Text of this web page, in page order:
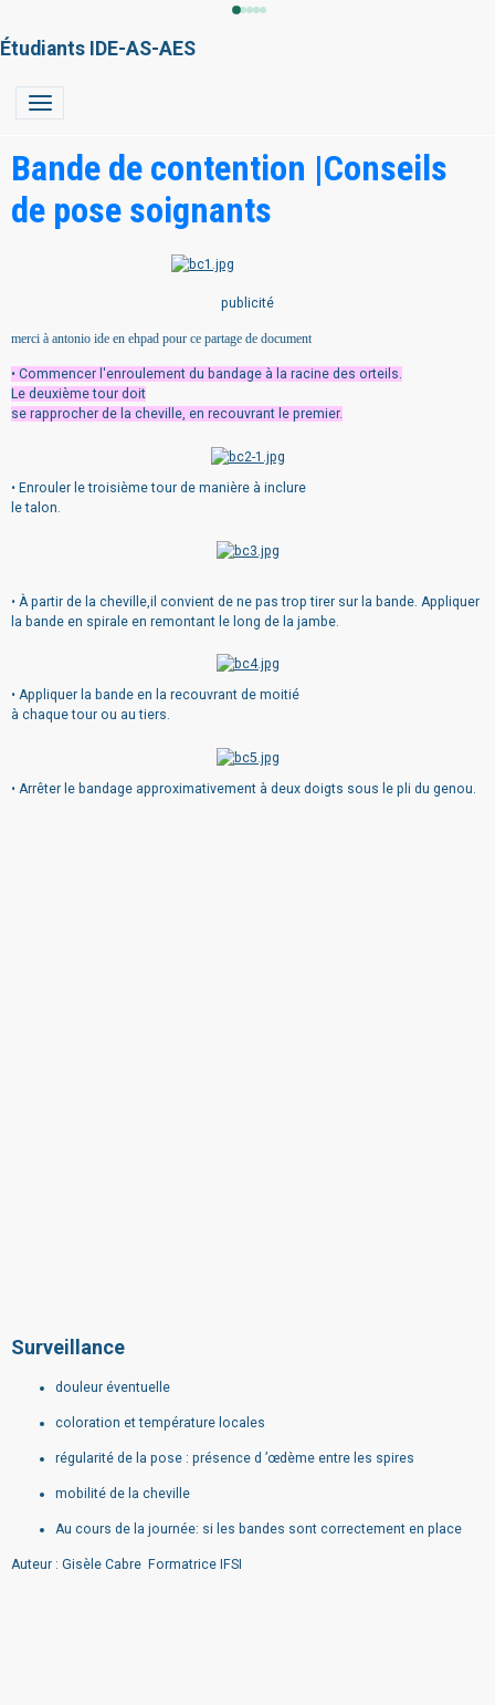
Étudiants IDE-AS-AES
Bande de contention |Conseils
de pose soignants
publicité
merci à antonio ide en ehpad pour ce partage de document
• Commencer l'enroulement du bandage à la racine des orteils.
Le deuxième tour doit
se rapprocher de la cheville, en recouvrant le premier.
• Enrouler le troisième tour de manière à inclure
le talon.
• À partir de la cheville,il convient de ne pas trop tirer sur la bande. Appliquer
la bande en spirale en remontant le long de la jambe.
• Appliquer la bande en la recouvrant de moitié
à chaque tour ou au tiers.
• Arrêter le bandage approximativement à deux doigts sous le pli du genou.
Surveillance
douleur éventuelle
coloration et température locales
régularité de la pose : présence d ’œdème entre les spires
mobilité de la cheville
Au cours de la journée: si les bandes sont correctement en place
Auteur : Gisèle Cabre Formatrice IFSI